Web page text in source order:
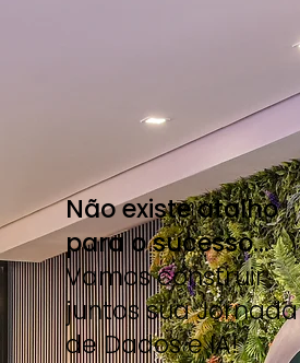
Não existe atalho
para o sucesso...
Vamos construir
juntos sua Jornada
de Dados e IA!